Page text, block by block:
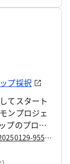
プ採択
てスタート
ンプロジェ
プのプロダ
ら海外市場
貫の支援
、今後のロ
https://www.my.metro.tokyo.lg.jp/w/000-20250129-95587837